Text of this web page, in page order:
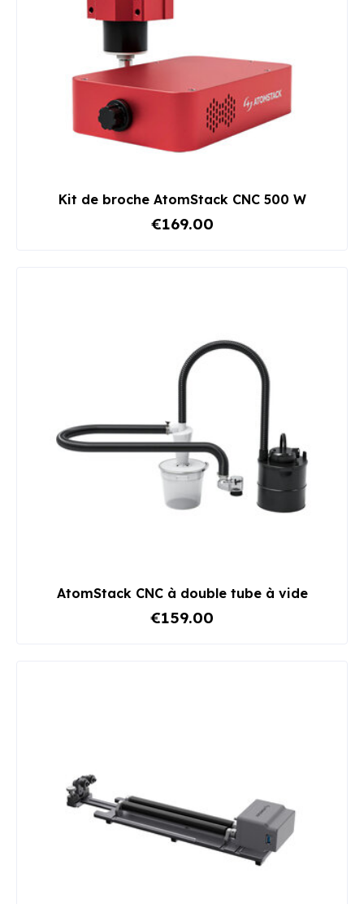
Kit de broche AtomStack CNC 500 W
€169.00
AtomStack CNC à double tube à vide
€159.00